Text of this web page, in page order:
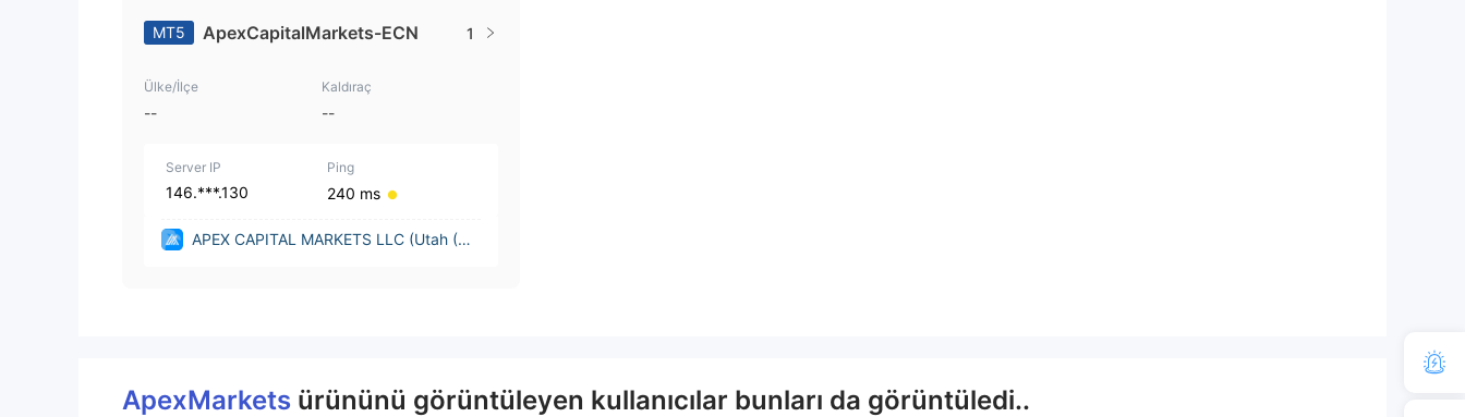
MT5 ApexCapitalMarkets-ECN 1
Ülke/İlçe
--
Kaldıraç
--
Server IP
146.***.130
Ping
240 ms
APEX CAPITAL MARKETS LLC (Utah (Uni
ApexMarkets ürününü görüntüleyen kullanıcılar bunları da görüntüledi..